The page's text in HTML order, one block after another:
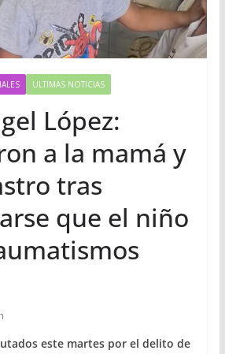
ULTIMAS NOTICIAS
López:
a la mamá y
tras
que el niño
este martes por el delito de